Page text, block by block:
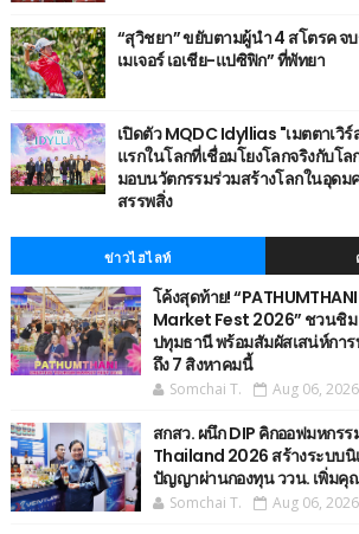
“สุวิชยา” ขยับตามผู้นำ 4 สโตรค จ
เมเจอร์ เอเชีย-แปซิฟิก” ที่พัทยา
เปิดตัว MQDC Idyllias "เมตตาเ
แรกในโลกที่เชื่อมโยงโลกจริงกับโ
มอบนวัตกรรมร่วมสร้างโลกในอุดม
สรรพสิ่ง
ข่าวไฮไลท์
โค้งสุดท้าย!
Market Fest 2026” ชวนชิม
ปทุมธานี พร้อมสัมผัสเสน่ห์การ
ถึง 7 สิงหาคมนี้
Somchai T. Aug 06, 2026
สกสว. ผนึก DIP คิกออฟมหกร
Thailand 2026 สร้างระบบนิ
ปัญญาผ่านกองทุน ววน. เพิ่มคุ
Somchai T. Aug 06, 2026